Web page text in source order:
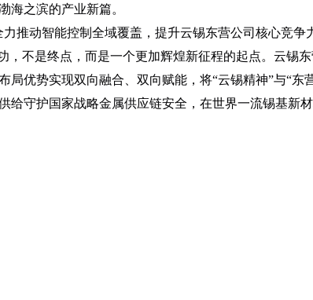
海之滨的产业新篇。
推动智能控制全域覆盖，提升云锡东营公司核心竞争
，不是终点，而是一个更加辉煌新征程的起点。云锡
局优势实现双向融合、双向赋能，将“云锡精神”与“东
给守护国家战略金属供应链安全，在世界一流锡基新